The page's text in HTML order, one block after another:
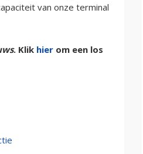
van onze terminal
. Klik hier om een los